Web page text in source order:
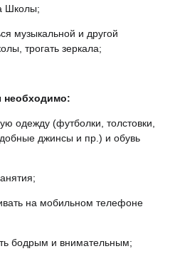
Школы;
музыкальной и другой
трогать зеркала;
одежду (футболки, толстовки,
джинсы и пр.) и обувь
на мобильном телефоне
бодрым и внимательным;